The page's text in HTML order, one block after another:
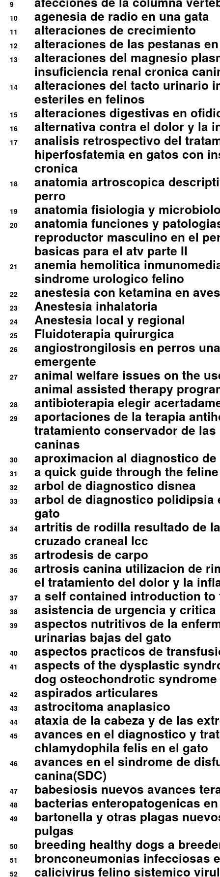
9
10 agenesia de radio en una gata
11 alteraciones de crecimiento
12 alteraciones de las pestanas
13
alteraciones del magnesio
insuficiencia renal cronica
14
alteraciones del tacto urinario
esteriles en felinos
15 alteraciones digestivas en
16 alternativa contra el dolor y la
17
analisis retrospectivo del
hiperfosfatemia en gatos con
cronica
18
anatomia artroscopica
perro
19 anatomia fisiologia y
20
anatomia funciones y
reproductor masculino en el
basicas para el atv parte II
21
anemia hemolitica
sindrome urologico felino
22 anestesia con ketamina en
23 Anestesia inhalatoria
24 Anestesia local y regional
25 Fluidoterapia quirurgica
26
angiostrongilosis en perros
emergente
27
animal welfare issues on the
animal assisted therapy
28 antibioterapia elegir
29
aportaciones de la terapia
tratamiento conservador de
caninas
30 aproximacion al diagnostico
31 a quick guide through the
32 arbol de diagnostico disnea
33
arbol de diagnostico polidipsia
gato
34
artritis de rodilla resultado de
cruzado craneal lcc
35 artrodesis de carpo
36
artrosis canina utilizacion de
el tratamiento del dolor y la
37 a self contained introduction
38 asistencia de urgencia y
39
aspectos nutritivos de la
urinarias bajas del gato
40 aspectos practicos de
41
aspects of the dysplastic
dog osteochondrotic syndrome
42 aspirados articulares
43 astrocitoma anaplasico
44 ataxia de la cabeza y de las
45
avances en el diagnostico y
chlamydophila felis en el gato
46
avances en el sindrome de
canina(SDC)
47 babesiosis nuevos avances
48 bacterias enteropatogenicas
49
bartonella y otras plagas
pulgas
50 breeding healthy dogs a
51 bronconeumonias infecciosas
52 calicivirus felino sistemico